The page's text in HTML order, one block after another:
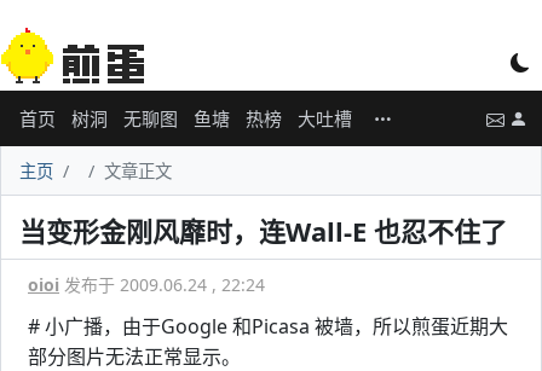
首页 树洞 无聊图 鱼塘 热榜 大吐槽
主页 文章正文
当变形金刚风靡时，连Wall-E 也忍不住了
oioi 发布于 2009.06.24 , 22:24
# 小广播，由于Google 和Picasa 被墙，所以煎蛋近期大
部分图片无法正常显示。